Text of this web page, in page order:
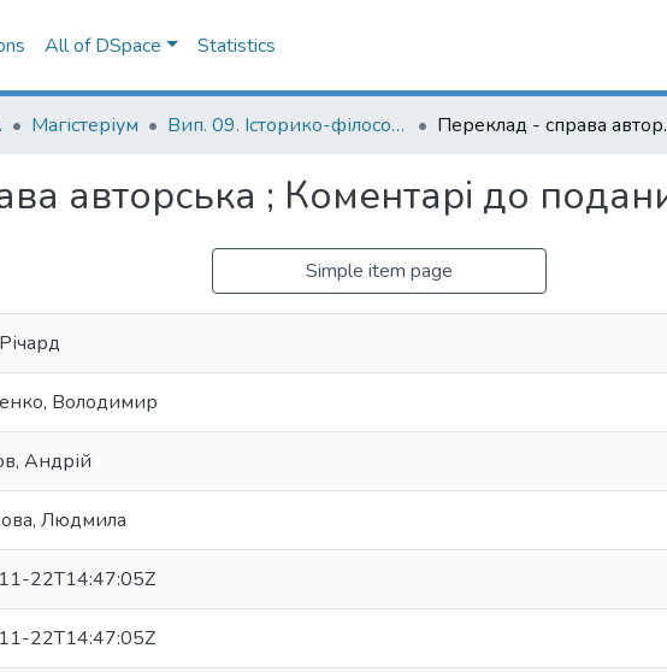
All of DSpace Statistics
Магістеріум Вип. 09. Історико-філософські студії Переклад -
авторська ; Коментарі до
Simple item page
Володимир
Андрій
Людмила
22T14:47:05Z
22T14:47:05Z